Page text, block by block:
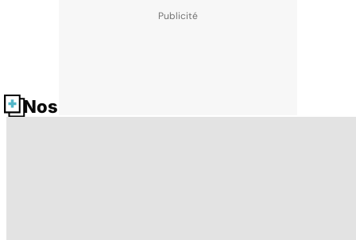
Nos fiches santé